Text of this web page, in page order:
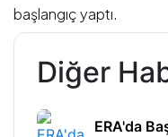
başlangıç yaptı.
Diğer
ERA'da